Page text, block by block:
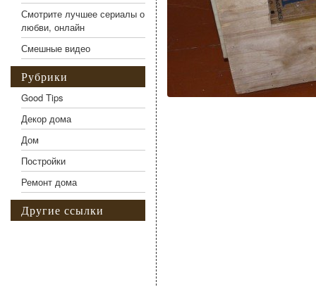
Смотрите лучшее сериалы о
любви, онлайн
Смешные видео
Рубрики
Good Tips
Декор дома
Дом
Постройки
Ремонт дома
Другие ссылки